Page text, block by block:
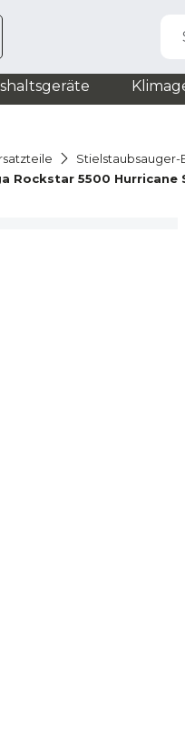
Stielstaubsauger-
Rockstar 5500